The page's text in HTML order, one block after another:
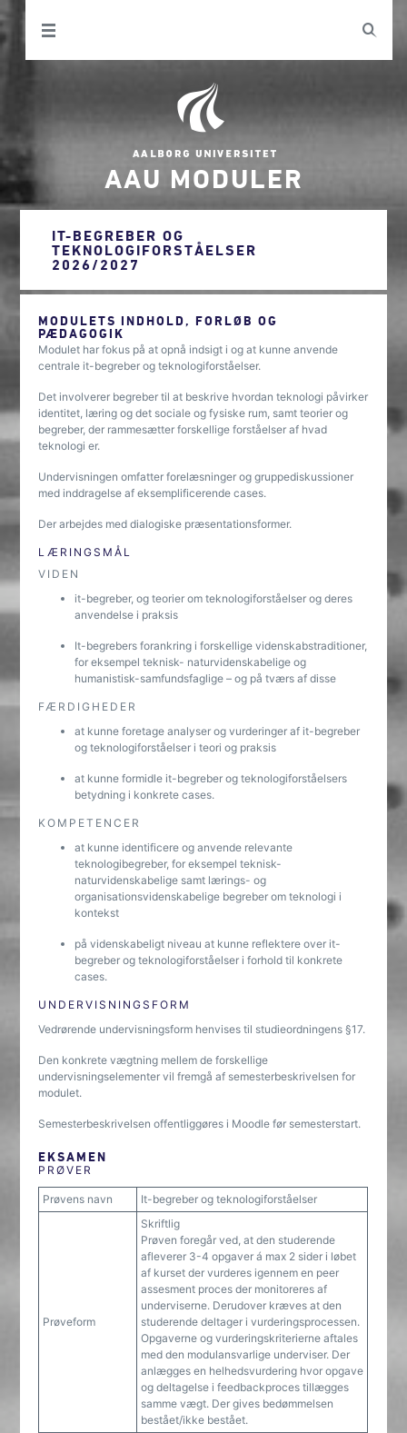
AAU MODULER
IT-BEGREBER OG
TEKNOLOGIFORSTÅELSER
2026/2027
MODULETS INDHOLD, FORLØB OG
PÆDAGOGIK
Modulet har fokus på at opnå indsigt i og at kunne anvende
centrale it-begreber og teknologiforståelser.
Det involverer begreber til at beskrive hvordan teknologi påvirker
identitet, læring og det sociale og fysiske rum, samt teorier og
begreber, der rammesætter forskellige forståelser af hvad
teknologi er.
Undervisningen omfatter forelæsninger og gruppediskussioner
med inddragelse af eksemplificerende cases.
Der arbejdes med dialogiske præsentationsformer.
LÆRINGSMÅL
VIDEN
it-begreber, og teorier om teknologiforståelser og deres
anvendelse i praksis
It-begrebers forankring i forskellige videnskabstraditioner,
for eksempel teknisk- naturvidenskabelige og
humanistisk-samfundsfaglige – og på tværs af disse
FÆRDIGHEDER
at kunne foretage analyser og vurderinger af it-begreber
og teknologiforståelser i teori og praksis
at kunne formidle it-begreber og teknologiforståelsers
betydning i konkrete cases.
KOMPETENCER
at kunne identificere og anvende relevante
teknologibegreber, for eksempel teknisk-
naturvidenskabelige samt lærings- og
organisationsvidenskabelige begreber om teknologi i
kontekst
på videnskabeligt niveau at kunne reflektere over it-
begreber og teknologiforståelser i forhold til konkrete
cases.
UNDERVISNINGSFORM
Vedrørende undervisningsform henvises til studieordningens §17.
Den konkrete vægtning mellem de forskellige
undervisningselementer vil fremgå af semesterbeskrivelsen for
modulet.
Semesterbeskrivelsen offentliggøres i Moodle før semesterstart.
EKSAMEN
PRØVER
Prøvens navn It-begreber og teknologiforståelser
Prøveform
Skriftlig
Prøven foregår ved, at den studerende
afleverer 3-4 opgaver á max 2 sider i løbet
af kurset der vurderes igennem en peer
assesment proces der monitoreres af
underviserne. Derudover kræves at den
studerende deltager i vurderingsprocessen.
Opgaverne og vurderingskriterierne aftales
med den modulansvarlige underviser. Der
anlægges en helhedsvurdering hvor opgave
og deltagelse i feedbackproces tillægges
samme vægt. Der gives bedømmelsen
bestået/ikke bestået.